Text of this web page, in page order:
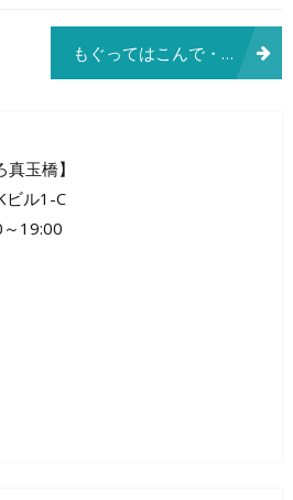
もぐってはこんで・・・
玉橋】
ビル1-C
19:00